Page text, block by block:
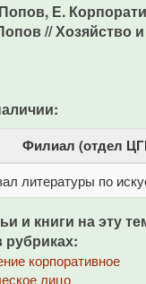
Е.
// Хозяйство и
Филиал (отдел
литературы по
и книги на эту
рубриках:
корпоративное
лицо